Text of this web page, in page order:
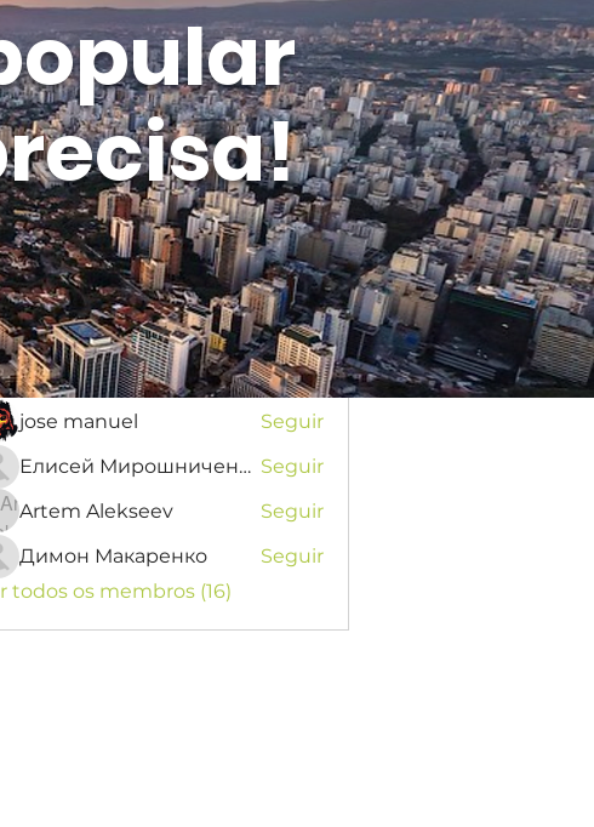
Entrar
Anna Favorskaya
Seguir
jose manuel
Seguir
Елисей Мирошниченко Seguir
Artem Alekseev
Seguir
Димон Макаренко
Seguir
todos os membros (16)